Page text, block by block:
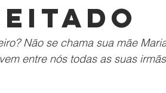
Não se chama sua mãe
entre nós todas as suas